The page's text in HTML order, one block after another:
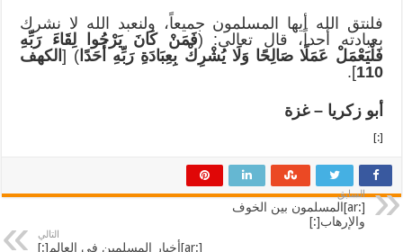
فلنتق الله أيها المسلمون جميعاً، ولنعبد الله لا نشرك
بعبادته أحداً، قال تعالى: (فَمَنْ كَانَ يَرْجُوا لِقَاءَ رَبِّهِ
فَلْيَعْمَلْ عَمَلًا صَالِحًا وَلَا يُشْرِكْ بِعِبَادَةِ رَبِّهِ أَحَدًا) [الكهف
110
].
أبو زكريا – غزة
[:]
السابق
[:ar]المسلمون بين الخوف
والإرهاب[:]
التالي
[:ar]أخبار المسلمين في العالم[:]